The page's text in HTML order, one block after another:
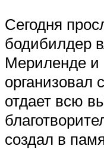
Сегодня
бодибилдер
Мериленде и
организовал
отдает всю
создал в